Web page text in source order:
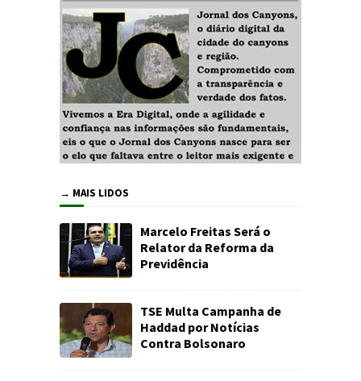
→ MAIS LIDOS
Marcelo Freitas Será o
Relator da Reforma da
Previdência
TSE Multa Campanha de
Haddad por Notícias
Contra Bolsonaro